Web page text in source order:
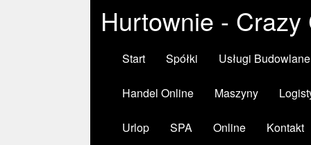
Hurtownie -
Start Spółki Usługi Budowlane
Handel Online Maszyny
Urlop SPA Online Kontakt